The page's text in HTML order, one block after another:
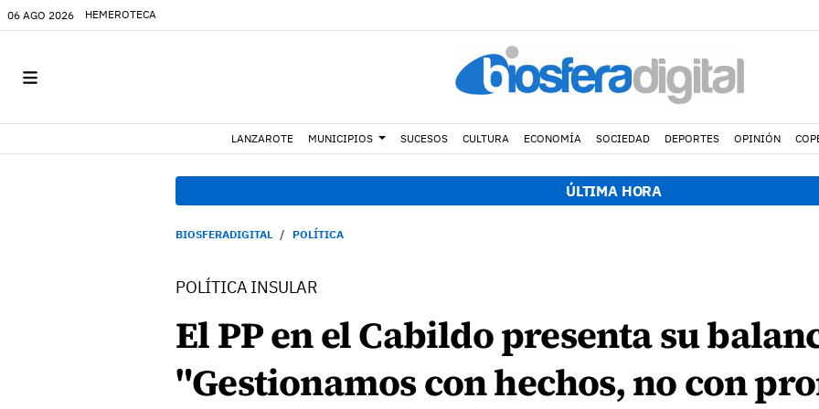
06 AGO 2026 HEMEROTECA
LANZAROTE MUNICIPIOS SUCESOS CULTURA ECONOMÍA SOCIEDAD DEPORTES OPINIÓN
ÚLTIMA HORA
BIOSFERADIGITAL POLÍTICA
POLÍTICA INSULAR
El PP en el Cabildo presenta su
"Gestionamos con hechos, no con